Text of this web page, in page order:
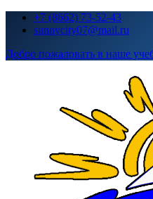
Перейти+7 (8662) 73-52-43
sunnycity07@mail.ru
Добро пожаловать в наше